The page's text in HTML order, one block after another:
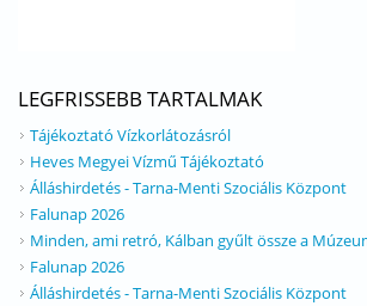
LEGFRISSEBB TARTALMAK
Tájékoztató Vízkorlátozásról
Heves Megyei Vízmű Tájékoztató
Álláshirdetés - Tarna-Menti Szociális Központ
Falunap 2026
Minden, ami retró, Kálban gyűlt össze a
Falunap 2026
Álláshirdetés - Tarna-Menti Szociális Központ